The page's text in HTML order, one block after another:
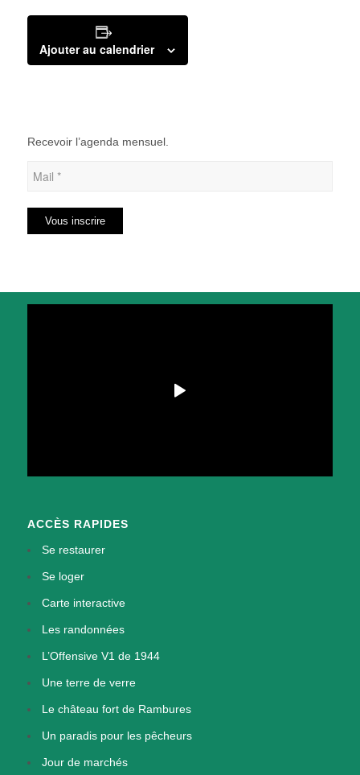
Ajouter au calendrier
Recevoir l’agenda mensuel.
ACCÈS RAPIDES
Se restaurer
Se loger
Carte interactive
Les randonnées
L’Offensive V1 de 1944
Une terre de verre
Le château fort de Rambures
Un paradis pour les pêcheurs
Jour de marchés